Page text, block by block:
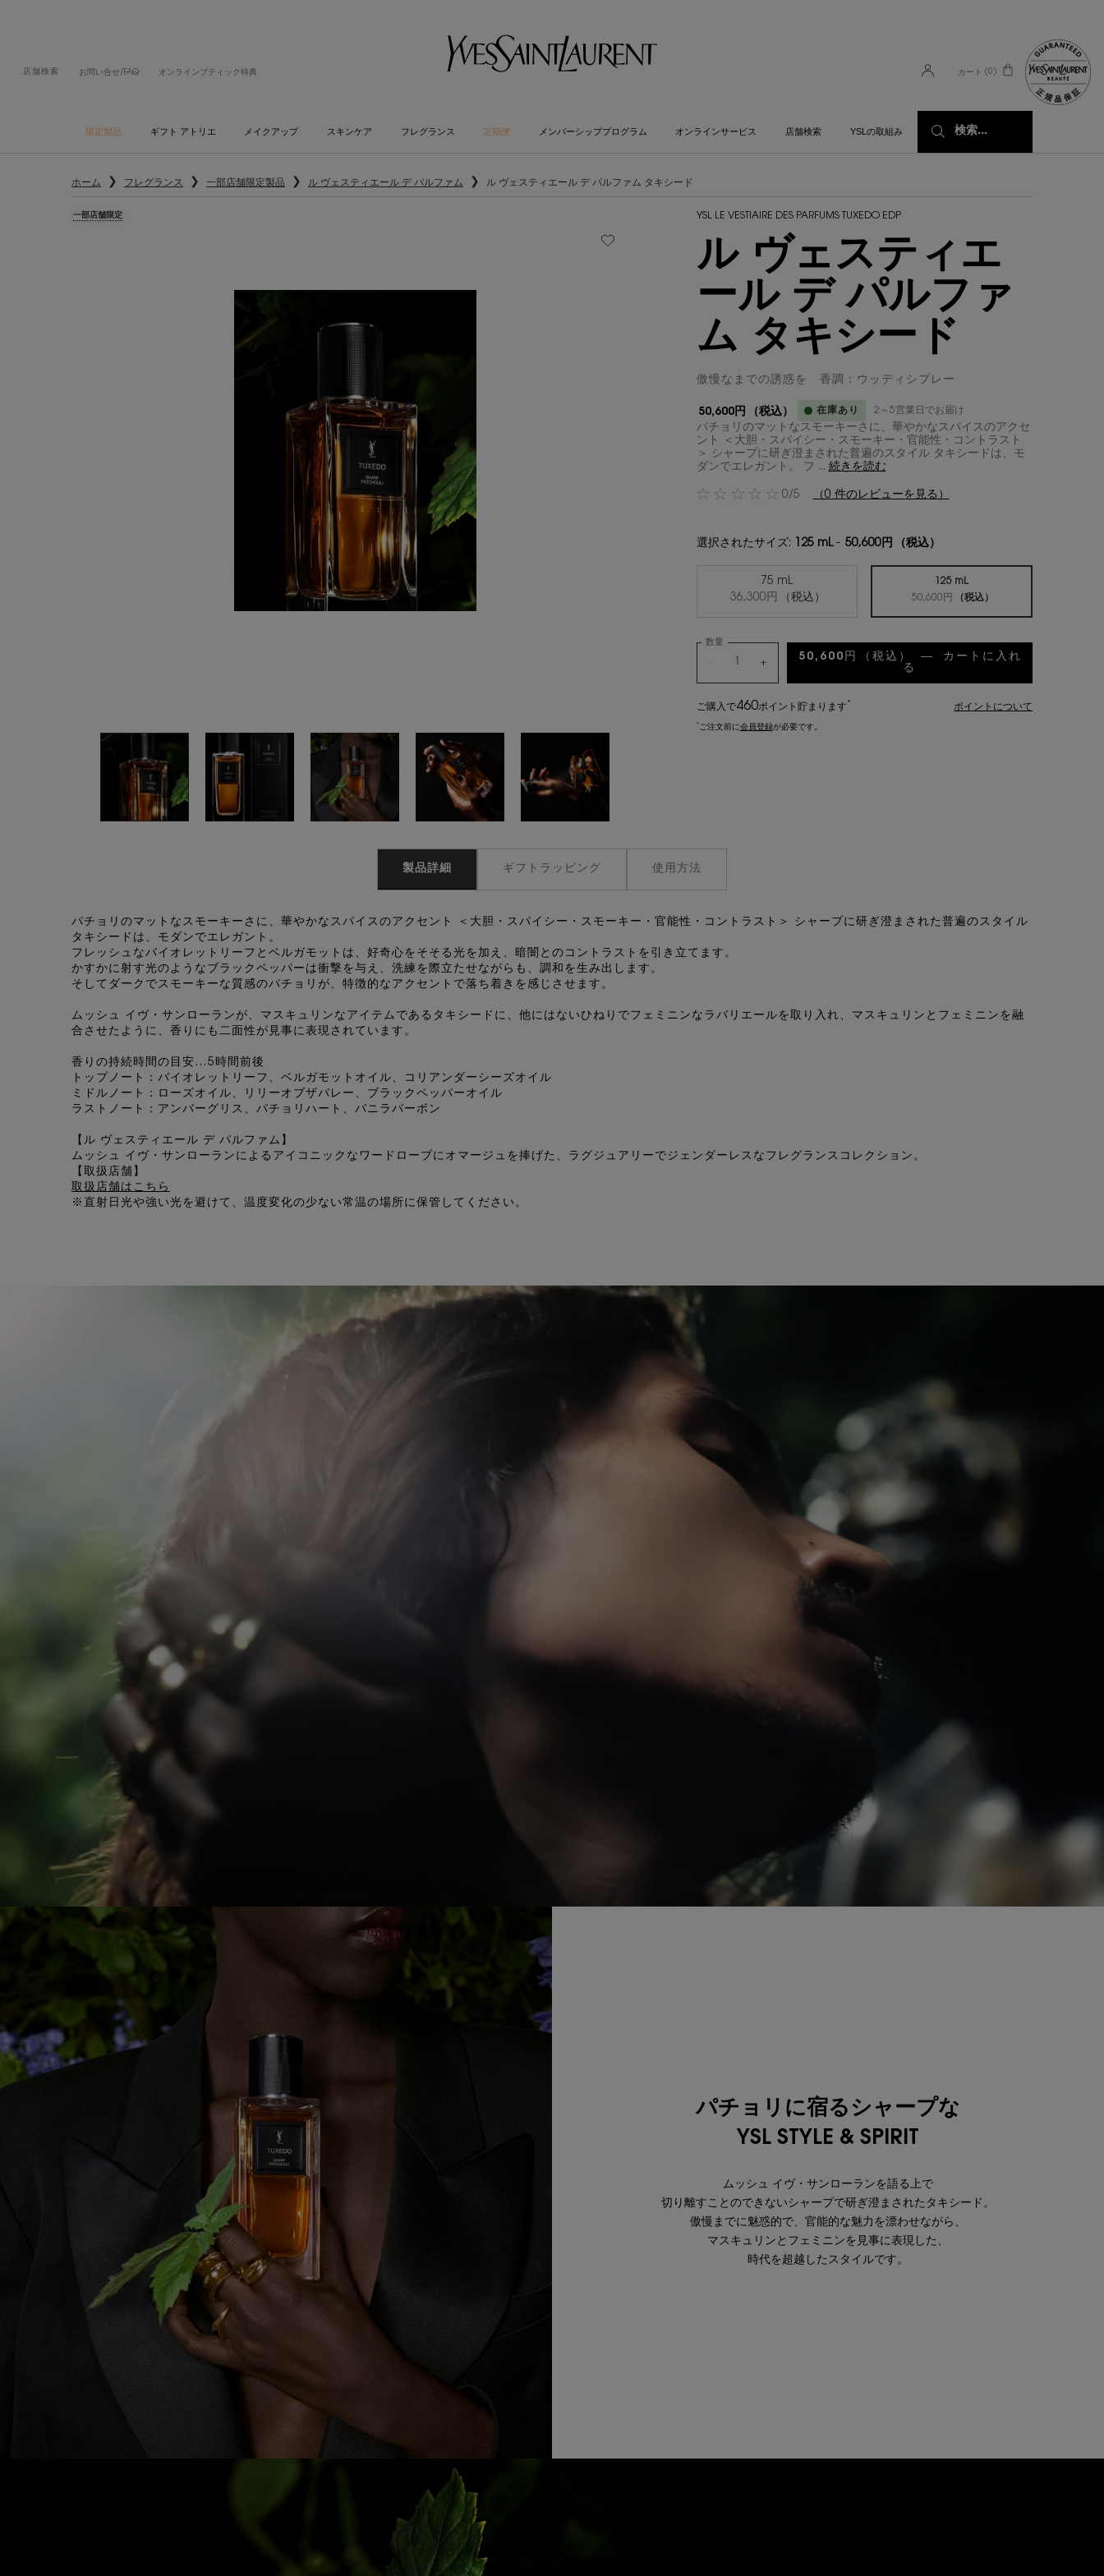
店舗検索 お問い合せ/FAQ オンラインブティック特典 カート 0
0 カート内の製品
限定製品 ギフト アトリエ メイクアップ スキンケア フレグランス 定期便 メンバーシッププログラム オンラインサービス 店舗検索 YSLの取組み 検索...
ホーム フレグランス 一部店舗限定製品 ル ヴェスティエール デ パルファム ル ヴェスティエール デ パルファム タキシード
YSL LE VESTIAIRE DES PARFUMS TUXEDO EDP
ル ヴェスティエ
ール デ パルファ
ム タキシード
傲慢なまでの誘惑を 香調：ウッディシプレー
50,600円 （税込） 在庫あり 2～5営業日でお届け
パチョリのマットなスモーキーさに、華やかなスパイスのアクセ
ント ＜大胆・スパイシー・スモーキー・官能性・コントラスト
＞ シャープに研ぎ澄まされた普遍のスタイル タキシードは、モ
ダンでエレガント。 フ ... 続きを読む
0/5 （0 件のレビューを見る）
一部店舗限定
選択されたサイズ: 125 mL- 50,600円 （税込）
選択済み
75 mL
36,300円
（税込）
, 1/2 選択済み
125 mL
50,600円
（税込）
, 2/2
数量
+ 50,600円 （税込） ―
カートに入れ
る
ご購入で460ポイント 貯まります * ポイントについて
*ご注文前に会員登録が必要です。
製品詳細 ギフトラッピング 使用方法
パチョリのマットなスモーキーさに、華やかなスパイスのアクセント ＜大胆・スパイシー・スモーキー・官能性・コントラスト＞ シャープに研ぎ澄まされた普遍のスタイル
タキシードは、モダンでエレガント。
フレッシュなバイオレットリーフとベルガモットは、好奇心をそそる光を加え、暗闇とのコントラストを引き立てます。
かすかに射す光のようなブラックペッパーは衝撃を与え、洗練を際立たせながらも、調和を生み出します。
そしてダークでスモーキーな質感のパチョリが、特徴的なアクセントで落ち着きを感じさせます。
ムッシュ イヴ・サンローランが、マスキュリンなアイテムであるタキシードに、他にはないひねりでフェミニンなラバリエールを取り入れ、マスキュリンとフェミニンを融
合させたように、香りにも二面性が見事に表現されています。
香りの持続時間の目安…5時間前後
トップノート：バイオレットリーフ、ベルガモットオイル、コリアンダーシーズオイル
ミドルノート：ローズオイル、リリーオブザバレー、ブラックペッパーオイル
ラストノート：アンバーグリス、パチョリハート、バニラバーボン
【ル ヴェスティエール デ パルファム】
ムッシュ イヴ・サンローランによるアイコニックなワードローブにオマージュを捧げた、ラグジュアリーでジェンダーレスなフレグランスコレクション。
【取扱店舗】
取扱店舗はこちら
※直射日光や強い光を避けて、温度変化の少ない常温の場所に保管してください。
パチョリに宿るシャープな
YSL STYLE & SPIRIT
ムッシュ イヴ・サンローランを語る上で
切り離すことのできないシャープで研ぎ澄まされたタキシード。
傲慢までに魅惑的で、官能的な魅力を漂わせながら、
マスキュリンとフェミニンを見事に表現した、
時代を超越したスタイルです。